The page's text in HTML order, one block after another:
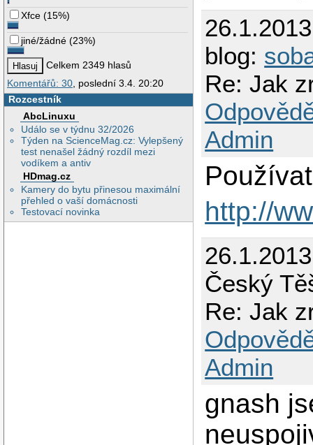
Xfce (15%)
jiné/žádné (23%)
Celkem 2349 hlasů
Komentářů: 30 , poslední 3.4. 20:20
Rozcestník
AbcLinuxu
Událo se v týdnu 32/2026
Týden na ScienceMag.cz: Vylepšený
test nenašel žádný rozdíl mezi
vodíkem a antiv
HDmag.cz
Kamery do bytu přinesou maximální
přehled o vaší domácnosti
Testovací novinka
blog:
Re: Jak
Admin
http://
Český
Re: Jak
Admin
gnash